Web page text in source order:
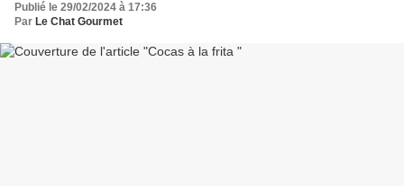
Publié le 29/02/2024 à 17:36
Par Le Chat Gourmet